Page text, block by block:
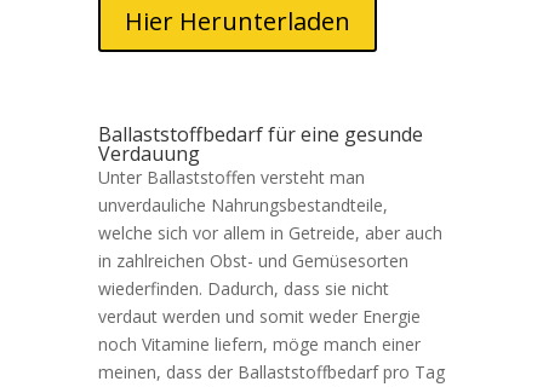
Hier Herunterladen
Ballaststoffbedarf für eine gesunde
Verdauung
Unter Ballaststoffen versteht man
unverdauliche Nahrungsbestandteile,
welche sich vor allem in Getreide, aber auch
in zahlreichen Obst- und Gemüsesorten
wiederfinden. Dadurch, dass sie nicht
verdaut werden und somit weder Energie
noch Vitamine liefern, möge manch einer
meinen, dass der Ballaststoffbedarf pro Tag